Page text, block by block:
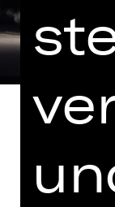
Musik